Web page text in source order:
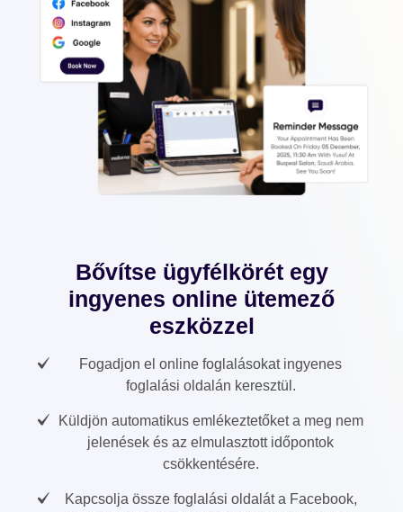
Bővítse ügyfélkörét egy
ingyenes online ütemező
eszközzel
Fogadjon el online foglalásokat ingyenes
foglalási oldalán keresztül.
Küldjön automatikus emlékeztetőket a meg nem
jelenések és az elmulasztott időpontok
csökkentésére.
Kapcsolja össze foglalási oldalát a Facebook,